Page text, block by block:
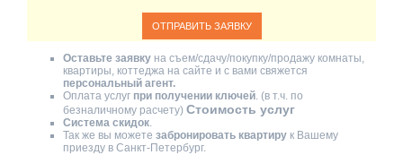
Оставьте заявку на съем/сдачу/покупку/продажу комнаты,
квартиры, коттеджа на сайте и с вами свяжется
персональный агент.
Оплата услуг при получении ключей . (в т.ч. по
безналичному расчету) Стоимость услуг
Система скидок
Так же вы можете забронировать квартиру к Вашему
приезду в Санкт-Петербург.